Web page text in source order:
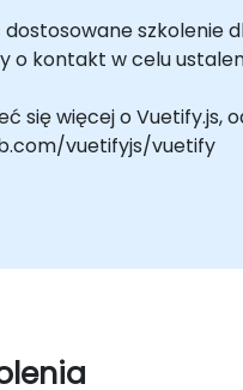
szkolenie
o kontakt w celu
się więcej o Vuetify.js,
vuetifyjs/vuetify